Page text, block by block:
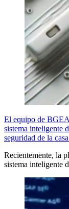
El equipo de
sistema inteligente
seguridad de la
Recientemente, la
sistema inteligente